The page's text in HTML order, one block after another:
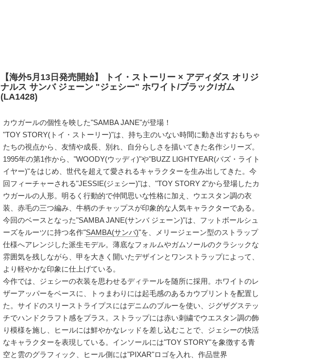
【海外5月13日発売開始】 トイ・ストーリー × アディダス オリジ
ナルス サンバ ジェーン "ジェシー" ホワイト/ブラック/ガム
(LA1428)
カウガールの個性を映した"SAMBA JANE"が登場！
"TOY STORY(トイ・ストーリー)"は、持ち主のいない時間に動き出すおもちゃ
たちの視点から、友情や成長、別れ、自分らしさを描いてきた名作シリーズ。
1995年の第1作から、"WOODY(ウッディ)"や"BUZZ LIGHTYEAR(バズ・ライト
イヤー)"をはじめ、世代を超えて愛されるキャラクターを生み出してきた。今
回フィーチャーされる"JESSIE(ジェシー)"は、"TOY STORY 2"から登場したカ
ウガールの人形。明るく行動的で仲間思いな性格に加え、ウエスタン調の衣
装、赤毛の三つ編み、牛柄のチャップスが印象的な人気キャラクターである。
今回のベースとなった"SAMBA JANE(サンバ ジェーン)"は、フットボールシュ
ーズをルーツに持つ名作"SAMBA(サンバ)"を、メリージェーン型のストラップ
仕様へアレンジした派生モデル。薄底なフォルムやガムソールのクラシックな
雰囲気を残しながら、甲を大きく開いたデザインとワンストラップによって、
より軽やかな印象に仕上げている。
今作では、ジェシーの衣装を思わせるディテールを随所に採用。ホワイトのレ
ザーアッパーをベースに、トゥまわりには起毛感のあるカウプリントを配置し
た。サイドのスリーストライプスにはデニムのブルーを使い、ジグザグステッ
チでハンドクラフト感をプラス。ストラップには赤い刺繍でウエスタン調の飾
り模様を施し、ヒールには鮮やかなレッドを差し込むことで、ジェシーの快活
なキャラクターを表現している。インソールには"TOY STORY"を象徴する青
空と雲のグラフィック、ヒール側には"PIXAR"ロゴを入れ、作品世界